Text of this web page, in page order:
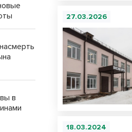
27.03.2026
18.03.2024
в